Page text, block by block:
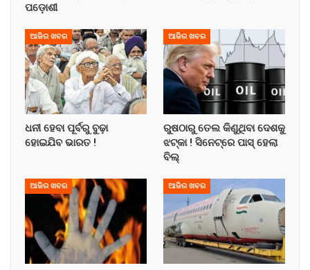
ପଡ଼ୋଶୀ
ଆଜିର ଖବର
ଧନୀ ହେବା ପୂର୍ବରୁ ବୁଢ଼ା
ହୋଇଯିବ ଭାରତ !
ଆଜିର ଖବର
ରୁଷଠାରୁ ତେଲ କିଣୁଥିବା ଦେଶକୁ
ଝଟ୍‌କା ! ସିନେଟ୍‌ରେ ପାସ୍ ହେଲା
ବିଲ୍
ଆଜିର ଖବର ଆଜିର ଖବର